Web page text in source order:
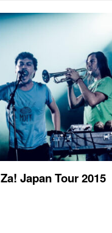
Za! Japan Tour 2015